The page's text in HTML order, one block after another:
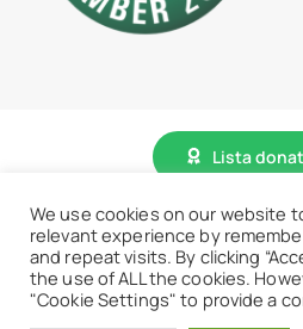
Lista
© 2026 • BCU „Carol I” - Toate
Accesează
We use cookies on our website
relevant experience by
and repeat visits. By clicking
the use of ALL the cookies.
"Cookie Settings" to provide a